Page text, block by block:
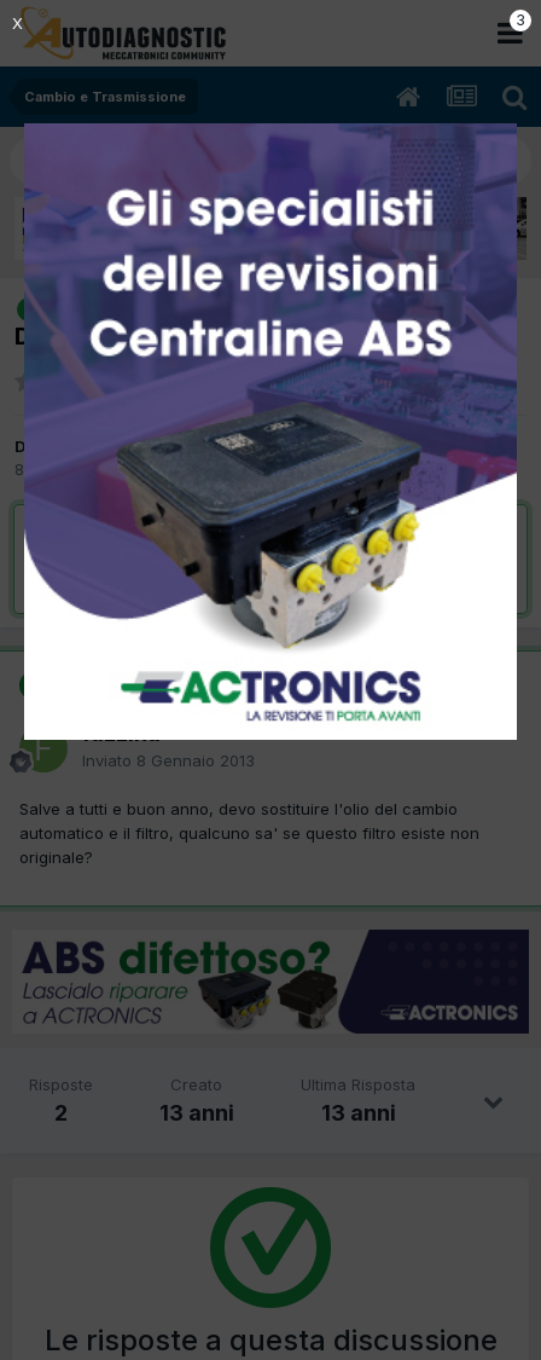
Cambio e Trasmissione
risolto
[pajero 01/2001 3200cc 4M41 121Kw
Diesel] filtro olio cambio automatico
Da fazzina
8 Gennaio 2013inCambio e Trasmissione
VAI ALLA SOLUZIONE
Risolta da fazzina, 8 Gennaio 2013
SOLUZIONE
Inviato 8 Gennaio 2013
Salve a tutti e buon anno, devo sostituire l'olio del cambio
automatico e il filtro, qualcuno sa' se questo filtro esiste non
originale?
Risposte
2
Creato
13 anni
Ultima Risposta
13 anni
Le risposte a questa discussione
2
X